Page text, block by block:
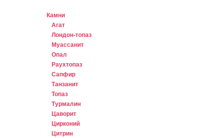
Камни
Агат
Лондон-топаз
Муассанит
Опал
Раухтопаз
Сапфир
Танзанит
Топаз
Турмалин
Цаворит
Цирконий
Цитрин